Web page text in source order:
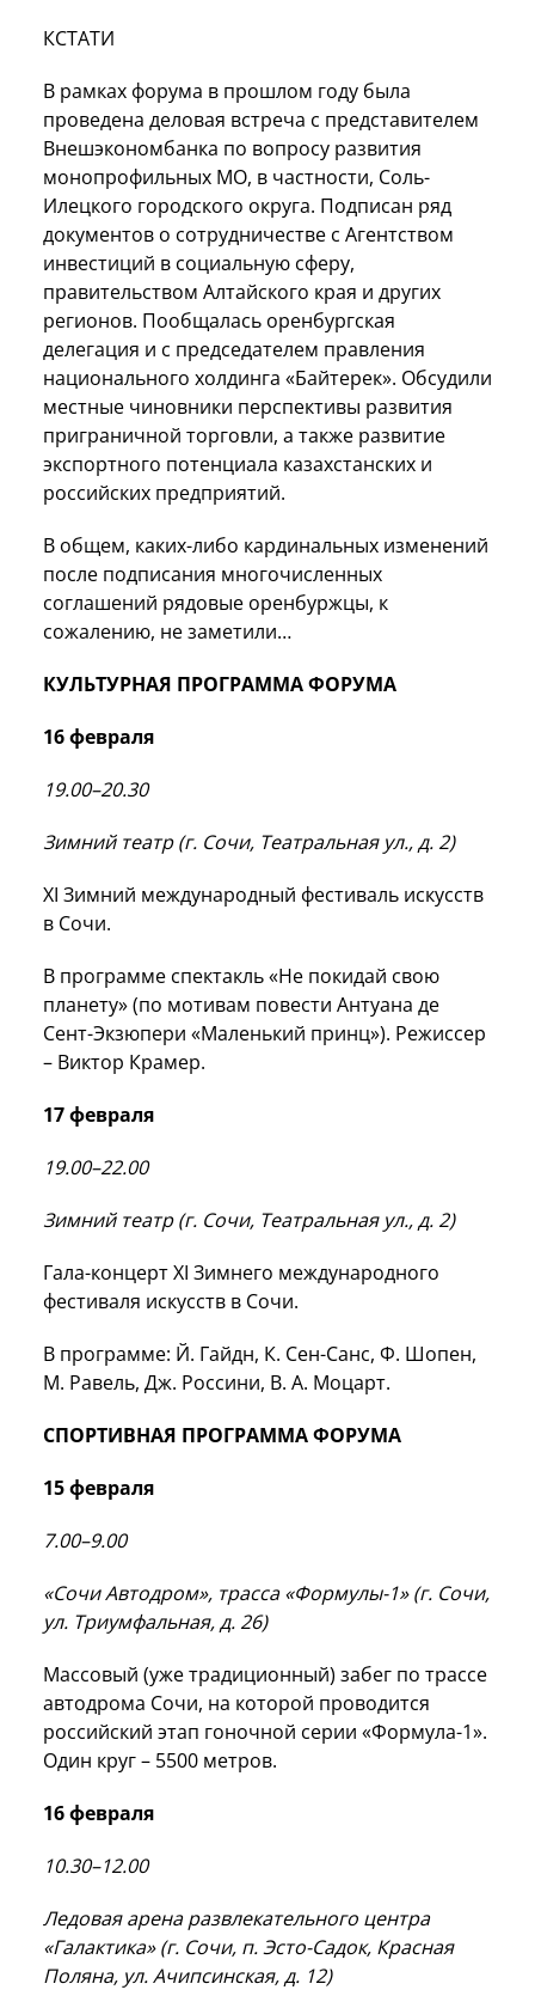
КСТАТИ
В рамках форума в прошлом году была
проведена деловая встреча с представителем
Внешэкономбанка по вопросу развития
монопрофильных МО, в частности, Соль-
Илецкого городского округа. Подписан ряд
документов о сотрудничестве с Агентством
инвестиций в социальную сферу,
правительством Алтайского края и других
регионов. Пообщалась оренбургская
делегация и с председателем правления
национального холдинга «Байтерек». Обсудили
местные чиновники перспективы развития
приграничной торговли, а также развитие
экспортного потенциала казахстанских и
российских предприятий.
В общем, каких-либо кардинальных изменений
после подписания многочисленных
соглашений рядовые оренбуржцы, к
сожалению, не заметили…
КУЛЬТУРНАЯ ПРОГРАММА ФОРУМА
16 февраля
19.00–20.30
Зимний театр (г. Сочи, Театральная ул., д. 2)
XI Зимний международный фестиваль искусств
в Сочи.
В программе спектакль «Не покидай свою
планету» (по мотивам повести Антуана де
Сент-Экзюпери «Маленький принц»). Режиссер
– Виктор Крамер.
17 февраля
19.00–22.00
Зимний театр (г. Сочи, Театральная ул., д. 2)
Гала-концерт XI Зимнего международного
фестиваля искусств в Сочи.
В программе: Й. Гайдн, К. Сен-Санс, Ф. Шопен,
М. Равель, Дж. Россини, В. А. Моцарт.
СПОРТИВНАЯ ПРОГРАММА ФОРУМА
15 февраля
7.00–9.00
«Сочи Автодром», трасса «Формулы-1» (г. Сочи,
ул. Триумфальная, д. 26)
Массовый (уже традиционный) забег по трассе
автодрома Сочи, на которой проводится
российский этап гоночной серии «Формула-1».
Один круг – 5500 метров.
16 февраля
10.30–12.00
Ледовая арена развлекательного центра
«Галактика» (г. Сочи, п. Эсто-Садок, Красная
Поляна, ул. Ачипсинская, д. 12)